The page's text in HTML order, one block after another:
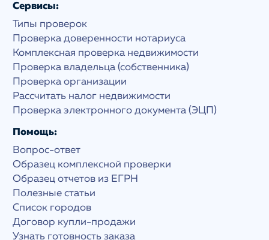
Сервисы:
Типы проверок
Проверка доверенности нотариуса
Комплексная проверка недвижимости
Проверка владельца (собственника)
Проверка организации
Рассчитать налог недвижимости
Проверка электронного документа (ЭЦП)
Помощь:
Вопрос-ответ
Образец комплексной проверки
Образец отчетов из ЕГРН
Полезные статьи
Список городов
Договор купли-продажи
Узнать готовность заказа